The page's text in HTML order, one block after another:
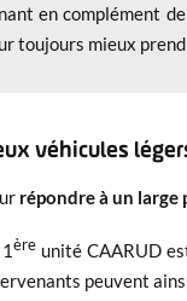
en complément
toujours mieux
véhicules
répondre à un large
1ère unité CAARUD
peuvent